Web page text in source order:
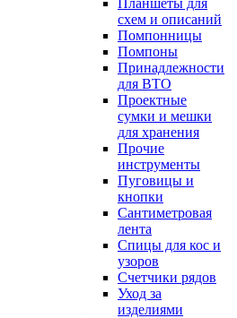
Планшеты для
схем и описаний
Помпонницы
Помпоны
Принадлежности
для ВТО
Проектные
сумки и мешки
для хранения
Прочие
инструменты
Пуговицы и
кнопки
Сантиметровая
лента
Спицы для кос и
узоров
Счетчики рядов
Уход за
изделиями